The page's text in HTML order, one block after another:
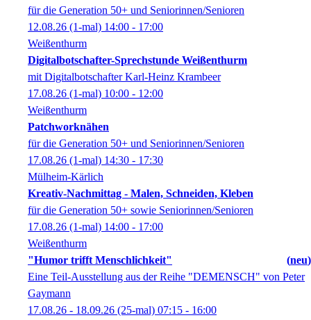
für die Generation 50+ und Seniorinnen/Senioren
12.08.26 (1-mal) 14:00 - 17:00
Weißenthurm
Digitalbotschafter-Sprechstunde Weißenthurm
mit Digitalbotschafter Karl-Heinz Krambeer
17.08.26 (1-mal) 10:00 - 12:00
Weißenthurm
Patchworknähen
für die Generation 50+ und Seniorinnen/Senioren
17.08.26 (1-mal) 14:30 - 17:30
Mülheim-Kärlich
Kreativ-Nachmittag - Malen, Schneiden, Kleben
für die Generation 50+ sowie Seniorinnen/Senioren
17.08.26 (1-mal) 14:00 - 17:00
Weißenthurm
"Humor trifft Menschlichkeit"
neu
Eine Teil-Ausstellung aus der Reihe "DEMENSCH" von Peter
Gaymann
17.08.26 - 18.09.26 (25-mal) 07:15 - 16:00